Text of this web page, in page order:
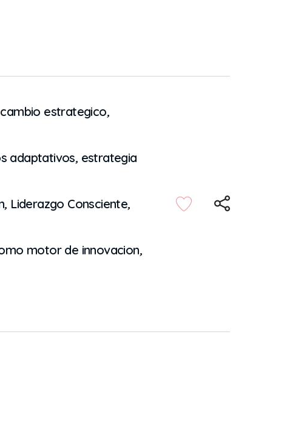
cambio estrategico,
adaptativos, estrategia
, Liderazgo Consciente,
motor de innovacion,